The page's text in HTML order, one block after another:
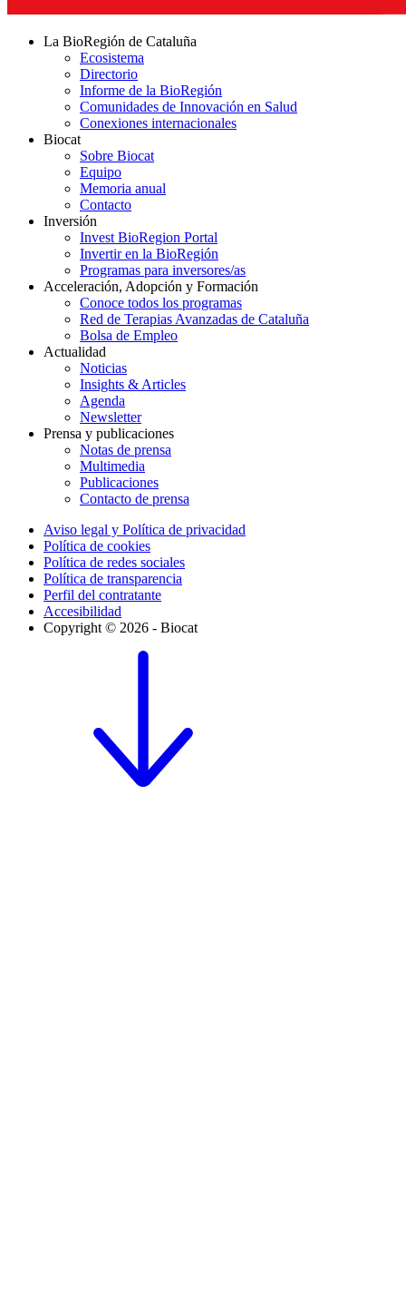
La BioRegión de Cataluña
Ecosistema
Directorio
Informe de la BioRegión
Comunidades de Innovación en Salud
Conexiones internacionales
Biocat
Sobre Biocat
Equipo
Memoria anual
Contacto
Inversión
Invest BioRegion Portal
Invertir en la BioRegión
Programas para inversores/as
Acceleración, Adopción y Formación
Conoce todos los programas
Red de Terapias Avanzadas de Cataluña
Bolsa de Empleo
Actualidad
Noticias
Insights & Articles
Agenda
Newsletter
Prensa y publicaciones
Notas de prensa
Multimedia
Publicaciones
Contacto de prensa
Aviso legal y Política de privacidad
Política de cookies
Política de redes sociales
Política de transparencia
Perfil del contratante
Accesibilidad
Copyright © 2026 - Biocat